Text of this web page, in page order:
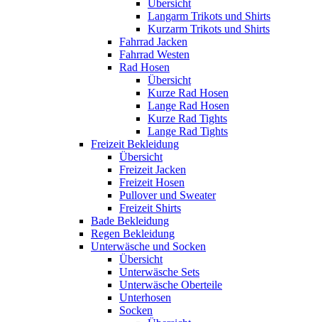
Übersicht
Langarm Trikots und Shirts
Kurzarm Trikots und Shirts
Fahrrad Jacken
Fahrrad Westen
Rad Hosen
Übersicht
Kurze Rad Hosen
Lange Rad Hosen
Kurze Rad Tights
Lange Rad Tights
Freizeit Bekleidung
Übersicht
Freizeit Jacken
Freizeit Hosen
Pullover und Sweater
Freizeit Shirts
Bade Bekleidung
Regen Bekleidung
Unterwäsche und Socken
Übersicht
Unterwäsche Sets
Unterwäsche Oberteile
Unterhosen
Socken